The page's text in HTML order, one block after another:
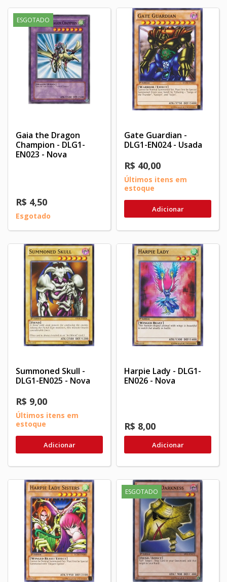
ESGOTADO
Gaia the Dragon
Champion - DLG1-
EN023 - Nova
R$ 4,50
Esgotado
Gate Guardian -
DLG1-EN024 - Usada
R$ 40,00
Últimos itens em
estoque
Adicionar
Summoned Skull -
DLG1-EN025 - Nova
R$ 9,00
Últimos itens em
estoque
Adicionar
Harpie Lady - DLG1-
EN026 - Nova
R$ 8,00
Adicionar
ESGOTADO